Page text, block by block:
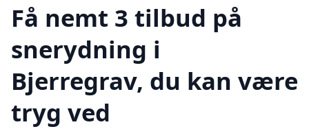
Få nemt 3 tilbud på
snerydning i
Bjerregrav, du kan være
tryg ved